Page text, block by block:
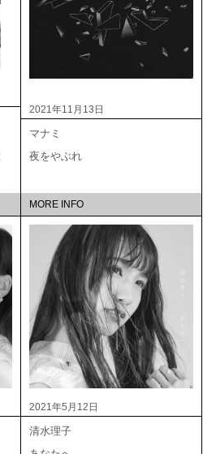
2021年11月13日
マナミ
夜をやぶれ
MORE INFO
2021年5月12日
清水理子